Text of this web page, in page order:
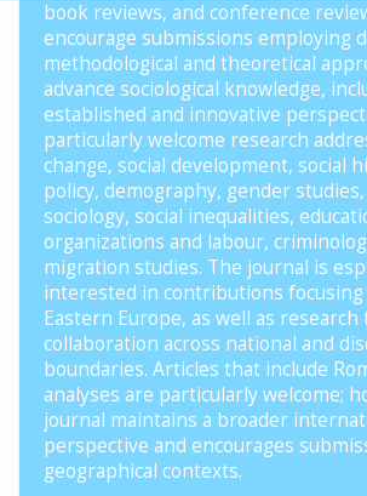
book reviews, and conference
encourage submissions employing
methodological and theoretical
advance sociological knowledge,
established and innovative
particularly welcome research
change, social development, social
policy, demography, gender
sociology, social inequalities,
organizations and labour,
migration studies. The journal is
interested in contributions focusing
Eastern Europe, as well as
collaboration across national and
boundaries. Articles that include
analyses are particularly welcome;
journal maintains a broader
perspective and encourages
geographical contexts.